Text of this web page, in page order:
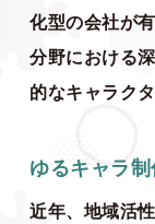
化型の会社が
分野における
的なキャラク
ゆるキャラ
近年、地域活